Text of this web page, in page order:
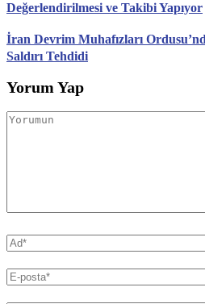
Değerlendirilmesi ve Takibi Yapıyor
İran Devrim Muhafızları
Saldırı Tehdidi
Yorum Yap